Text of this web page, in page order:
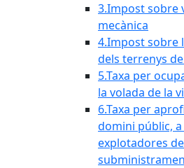
3.Impost sobre
mecànica
4.Impost sobre
dels terrenys
5.Taxa per
la volada de la
6.Taxa per
domini públic,
explotadores